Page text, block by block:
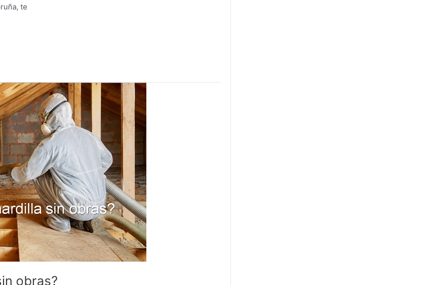
te
obras?